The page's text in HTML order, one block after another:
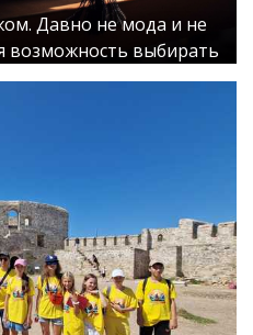
Давно не мода и не
возможность выбирать